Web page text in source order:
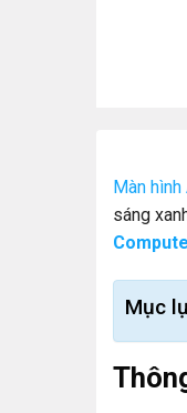
Màn
sáng
Mục